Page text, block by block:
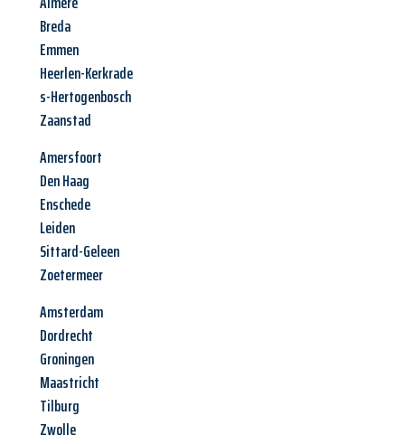
Breda
Emmen
Heerlen-Kerkrade
s-Hertogenbosch
Zaanstad
Amersfoort
Den Haag
Enschede
Leiden
Sittard-Geleen
Zoetermeer
Amsterdam
Dordrecht
Groningen
Maastricht
Tilburg
Zwolle